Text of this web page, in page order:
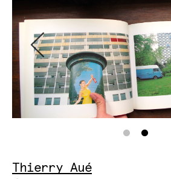
Thierry Aué